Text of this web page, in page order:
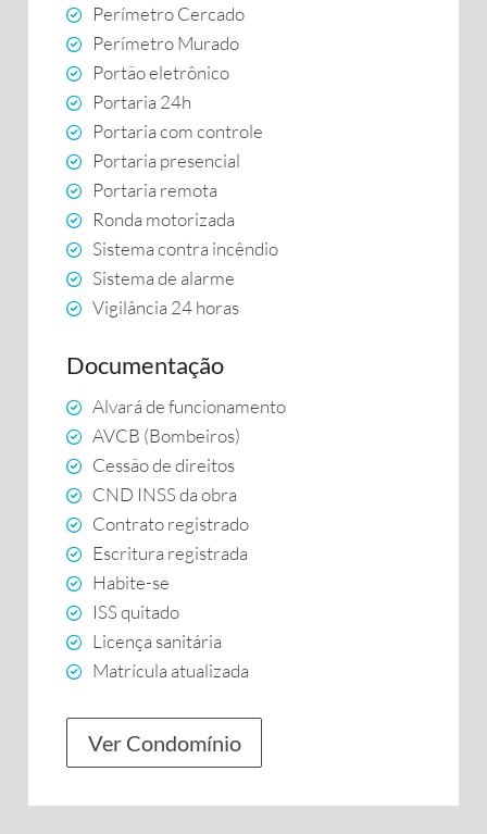
Perímetro Cercado
Perímetro Murado
Portão eletrônico
Portaria 24h
Portaria com controle
Portaria presencial
Portaria remota
Ronda motorizada
Sistema contra incêndio
Sistema de alarme
Vigilância 24 horas
Documentação
Alvará de funcionamento
AVCB (Bombeiros)
Cessão de direitos
CND INSS da obra
Contrato registrado
Escritura registrada
Habite-se
ISS quitado
Licença sanitária
Matrícula atualizada
Ver Condomínio